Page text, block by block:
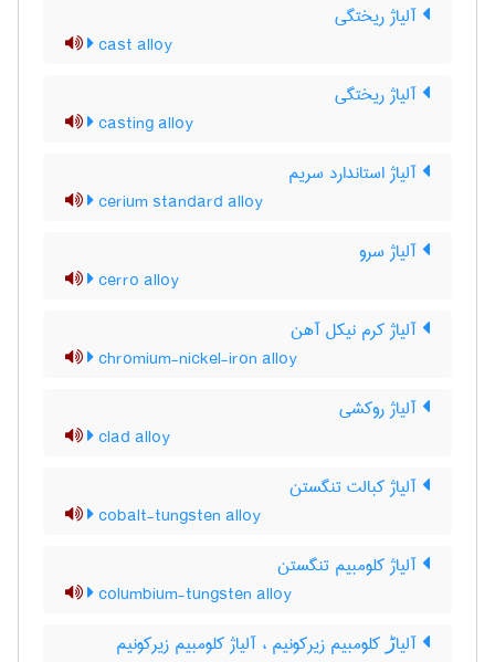
آلیاژ ریختگی
cast alloy
آلیاژ ریختگی
casting alloy
آلیاژ استاندارد سریم
cerium standard alloy
آلیاژ سرو
cerro alloy
آلیاژ کرم نیکل آهن
chromium-nickel-iron alloy
آلیاژ روکشی
clad alloy
آلیاژ کبالت تنگستن
cobalt-tungsten alloy
آلیاژ کلومبیم تنگستن
columbium-tungsten alloy
آلیاڑ کلومبیم زیرکونیم ، آلیاژ کلومبیم زیرکونیم